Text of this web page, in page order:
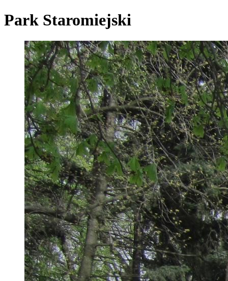
Park Staromiejski